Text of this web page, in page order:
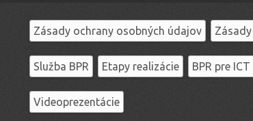
Zásady ochrany osobných údajov
Služba BPR Etapy realizácie BPR pre ICT
Videoprezentácie